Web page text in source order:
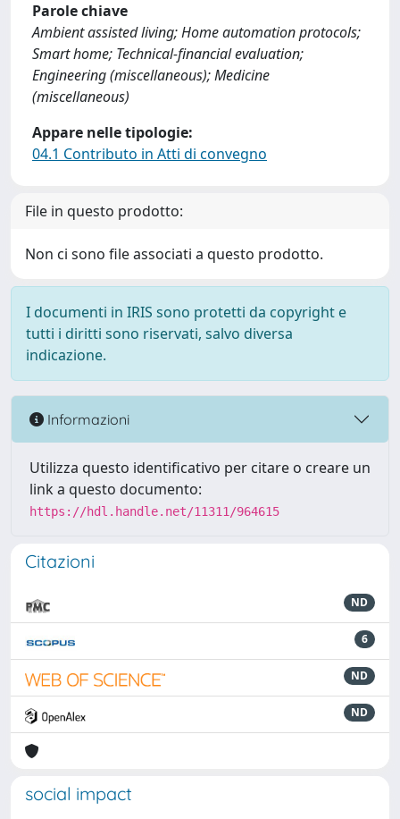
Parole chiave
Ambient assisted living; Home automation protocols;
Smart home; Technical-financial evaluation;
Engineering (miscellaneous); Medicine
(miscellaneous)
Appare nelle tipologie:
04.1 Contributo in Atti di convegno
File in questo prodotto:
Non ci sono file associati a questo prodotto.
I documenti in IRIS sono protetti da copyright e
tutti i diritti sono riservati, salvo diversa
indicazione.
Informazioni
Utilizza questo identificativo per citare o creare un
link a questo documento:
https://hdl.handle.net/11311/964615
Citazioni
ND
6
ND
ND
social impact